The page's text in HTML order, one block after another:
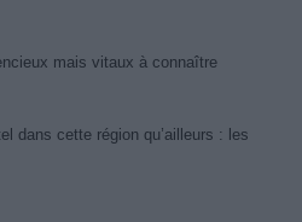
mais vitaux à connaître
dans cette région qu’ailleurs : les